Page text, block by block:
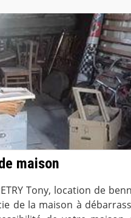
maison
Tony, location de
de la maison à